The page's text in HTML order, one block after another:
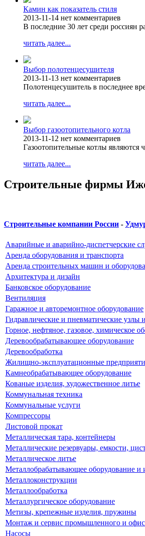
Камин как показатель стиля
2013-11-14 нет комментариев
В последние 30 лет среди россиян
читать далее...
Выбор полотенцесушителя
2013-11-13 нет комментариев
Полотенцесушитель в последнее
читать далее...
Выбор газоотопительного котла
2013-11-12 нет комментариев
Газоотопительные котлы
читать далее...
Строительные фирмы
Строительные компании России -
Аварийные и аварийно-диспетчерские
Аренда оборудования и транспорта
Аренда строительных машин и
Архитектура и дизайн
Банковское оборудование
Вентиляция
Гаражное и авторемонтное оборудование
Гидравлические и пневматические узлы
Горное, нефтяное, газовое, химическое
Деревообрабатывающее оборудование
Деревообработка
Жилищно-эксплуатационные
Камнеобрабатывающее оборудование
Кованые изделия, художественное литье
Коммунальная техника
Коммунальные услуги
Компрессоры
Листовой прокат
Металлическая тара, контейнеры
Металлические резервуары, емкости,
Металлическое литье
Металлобрабатывающее оборудование и
Металлоконструкции
Металлообработка
Металлургическое оборудование
Метизы, крепежные изделия, пружины
Монтаж и сервис промышленного и
Насосы